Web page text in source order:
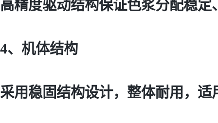
高精度驱动结构保证色浆分配稳定
4、机体结构
采用稳固结构设计，整体耐用，适